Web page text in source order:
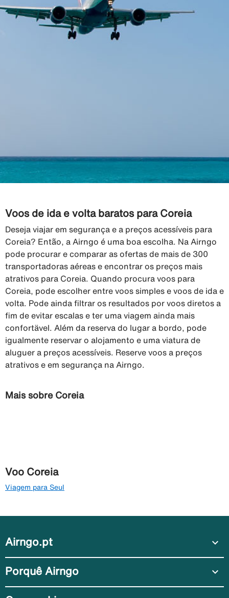
Voos de ida e volta baratos para Coreia
Deseja viajar em segurança e a preços acessíveis para
Coreia? Então, a Airngo é uma boa escolha. Na Airngo
pode procurar e comparar as ofertas de mais de 300
transportadoras aéreas e encontrar os preços mais
atrativos para Coreia. Quando procura voos para
Coreia, pode escolher entre voos simples e voos de ida e
volta. Pode ainda filtrar os resultados por voos diretos a
fim de evitar escalas e ter uma viagem ainda mais
confortävel. Além da reserva do lugar a bordo, pode
igualmente reservar o alojamento e uma viatura de
aluguer a preços acessíveis. Reserve voos a preços
atrativos e em segurança na Airngo.
Mais sobre Coreia
Voo Coreia
Viagem para Seul
Airngo.pt expand_more
Porquê Airngo expand_more